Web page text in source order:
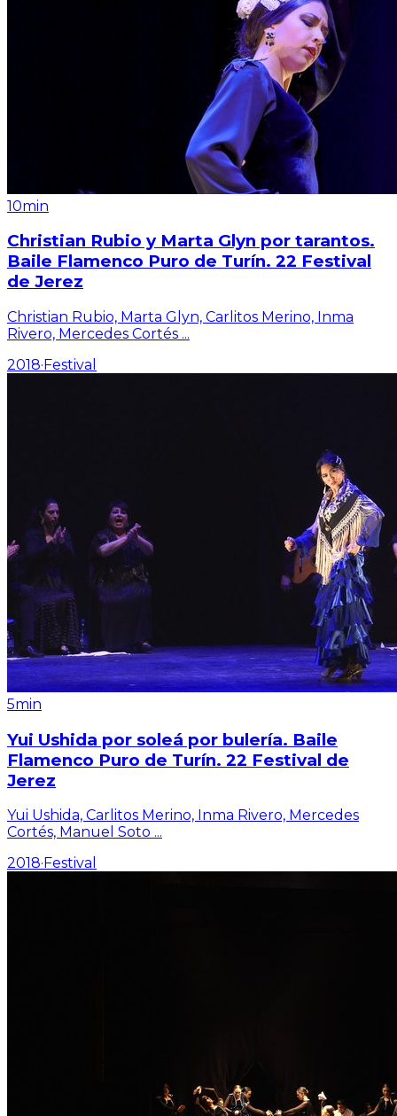
10min
Christian Rubio y Marta Glyn por tarantos.
Baile Flamenco Puro de Turín. 22 Festival
de Jerez
Christian Rubio, Marta Glyn, Carlitos Merino, Inma
Rivero, Mercedes Cortés ...
2018·Festival
5min
Yui Ushida por soleá por bulería. Baile
Flamenco Puro de Turín. 22 Festival de
Jerez
Yui Ushida, Carlitos Merino, Inma Rivero, Mercedes
Cortés, Manuel Soto ...
2018· Festival